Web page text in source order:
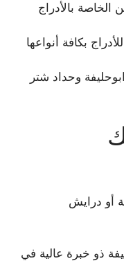
الخاصة بالأدراج
بكافة أنواعها
وحداد شتر
أو درايش
ذو خبرة عالية في